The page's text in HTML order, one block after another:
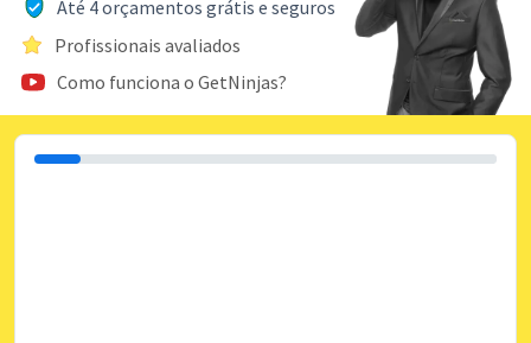
Até 4 orçamentos grátis e seguros
Profissionais avaliados
Como funciona o GetNinjas?